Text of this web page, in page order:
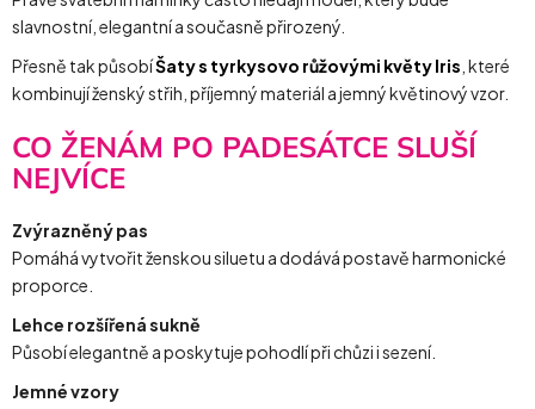
slavnostní, elegantní a současně přirozený.
Přesně tak působíŠaty s tyrkysovo růžovými květy Iris , které
kombinují ženský střih, příjemný materiál a jemný květinový vzor.
CO ŽENÁM PO PADESÁTCE SLUŠÍ
NEJVÍCE
Zvýrazněný pas
Pomáhá vytvořit ženskou siluetu a dodává postavě harmonické
proporce.
Lehce rozšířená sukně
Působí elegantně a poskytuje pohodlí při chůzi i sezení.
Jemné vzory